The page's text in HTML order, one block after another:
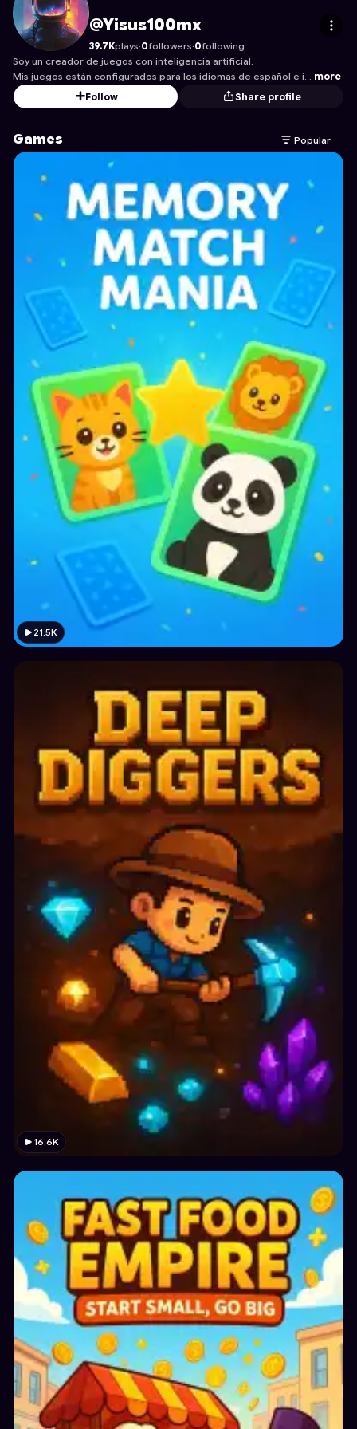
Yisus100mx's Profile on Astrocade
@Yisus100mx
39.7Kplays·0followers·0following
Soy un creador de juegos con inteligencia artificial.
Mis juegos están configurados para los idiomas de español e i… more
Follow
Share profile
Games Popular
21.5K
16.6K